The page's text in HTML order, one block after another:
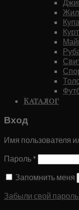
Каталог
Вход
Имя пользователя
Пароль *
Запомнить меня
Забыли свой